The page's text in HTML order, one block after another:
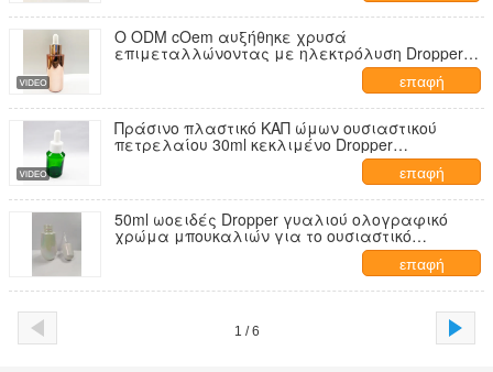
Ο ODM cOem αυξήθηκε χρυσά
επιμεταλλώνοντας με ηλεκτρόλυση Dropper
γυαλιού μπουκάλια γύρω από τη μορφή
επαφή
Πράσινο πλαστικό ΚΑΠ ώμων ουσιαστικού
πετρελαίου 30ml κεκλιμένο Dropper
επαφή
50ml ωοειδές Dropper γυαλιού ολογραφικό
χρώμα μπουκαλιών για το ουσιαστικό
επαφή
1 / 6